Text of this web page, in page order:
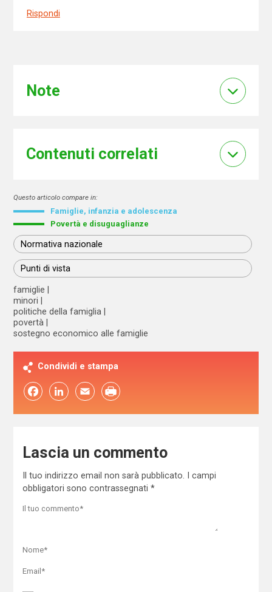
Rispondi
Note
Contenuti correlati
Questo articolo compare in:
Famiglie, infanzia e adolescenza
Povertà e disuguaglianze
Normativa nazionale
Punti di vista
famiglie
minori
politiche della famiglia
povertà
sostegno economico alle famiglie
Condividi e stampa
FacebookLinkedIn Email
Lascia un commento
Il tuo indirizzo email non sarà pubblicato.
I campi
obbligatori sono contrassegnati *